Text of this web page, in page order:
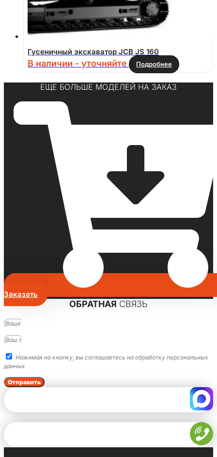
Гусеничный экскаватор JCB JS 160
В наличии - уточняйте Подробнее
ЕЩЕ БОЛЬШЕ МОДЕЛЕЙ НА ЗАКАЗ
Заказать
ОБРАТНАЯ СВЯЗЬ
Нажимая на кнопку, вы соглашаетесь на обработку персональных
данных
Отправить